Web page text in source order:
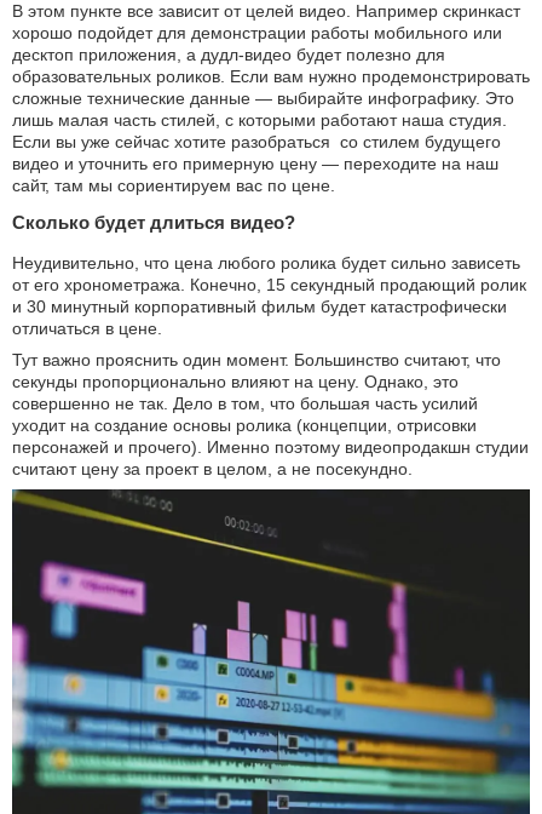
В этом пункте все зависит от целей видео. Например скринкаст
хорошо подойдет для демонстрации работы мобильного или
десктоп приложения, а дудл-видео будет полезно для
образовательных роликов. Если вам нужно продемонстрировать
сложные технические данные — выбирайте инфографику. Это
лишь малая часть стилей, с которыми работают наша студия.
Если вы уже сейчас хотите разобраться со стилем будущего
видео и уточнить его примерную цену — переходите на наш
сайт, там мы сориентируем вас по цене.
Сколько будет длиться видео?
Неудивительно, что цена любого ролика будет сильно зависеть
от его хронометража. Конечно, 15 секундный продающий ролик
и 30 минутный корпоративный фильм будет катастрофически
отличаться в цене.
Тут важно прояснить один момент. Большинство считают, что
секунды пропорционально влияют на цену. Однако, это
совершенно не так. Дело в том, что большая часть усилий
уходит на создание основы ролика (концепции, отрисовки
персонажей и прочего). Именно поэтому видеопродакшн студии
считают цену за проект в целом, а не посекундно.